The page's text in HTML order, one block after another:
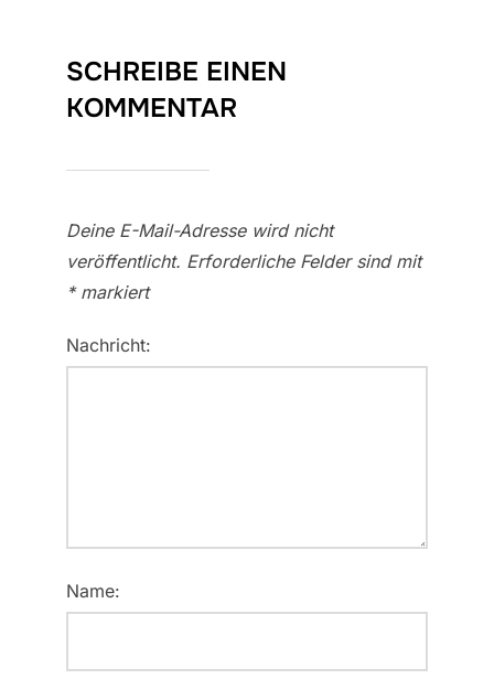
SCHREIBE EINEN
KOMMENTAR
Deine E-Mail-Adresse wird nicht
veröffentlicht. Erforderliche Felder sind mit
*markiert
Nachricht:
Name: